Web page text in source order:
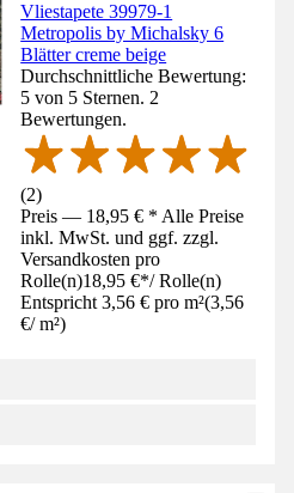
Vliestapete 39979-1
Metropolis by Michalsky 6
Blätter creme beige
Durchschnittliche Bewertung:
5 von 5 Sternen. 2
Bewertungen.
(2)
Preis — 18,95 € * Alle Preise
inkl. MwSt. und ggf. zzgl.
Versandkosten pro
Rolle(n)18,95 €*/ Rolle(n)
Entspricht 3,56 € pro m²(3,56
€/ m²)